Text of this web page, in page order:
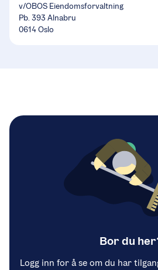
v/OBOS Eiendomsforvaltning
Pb. 393 Alnabru
0614 Oslo
Bor du
Logg inn for å se om du har